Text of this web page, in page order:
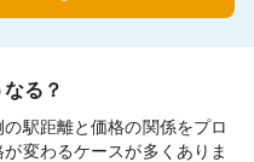
る？
駅距離と価格の関係をプロ
変わるケースが多くありま